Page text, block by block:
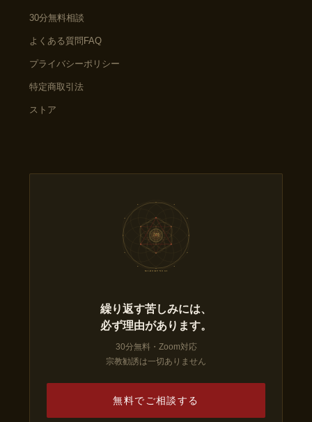
30分無料相談
よくある質問FAQ
プライバシーポリシー
特定商取引法
ストア
三六九
の 儀
MI-RO-KU NO GI
繰り返す苦しみには、
必ず理由があります。
30分無料・Zoom対応
宗教勧誘は一切ありません
無料でご相談する